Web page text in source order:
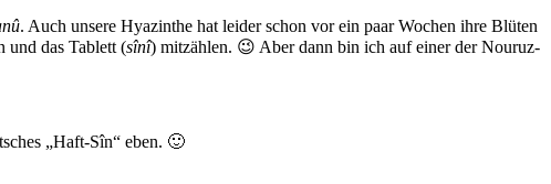
. Auch unsere Hyazinthe hat leider schon vor ein paar Wochen ihre Blüten
und das Tablett (sînî) mitzählen. 😉 Aber dann bin ich auf einer der Nouruz-
„Haft-Sîn“ eben. 🙂